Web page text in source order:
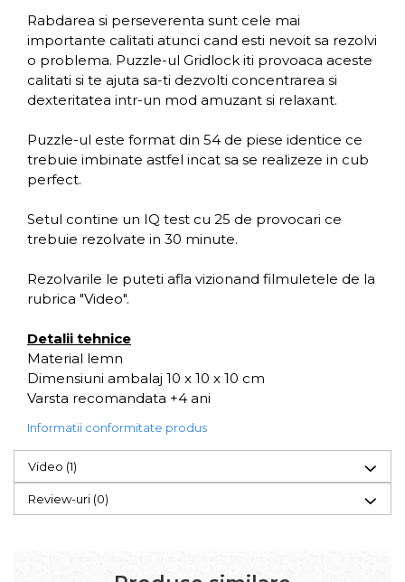
Rabdarea si perseverenta sunt cele mai
importante calitati atunci cand esti nevoit sa rezolvi
o problema. Puzzle-ul Gridlock iti provoaca aceste
calitati si te ajuta sa-ti dezvolti concentrarea si
dexteritatea intr-un mod amuzant si relaxant.
Puzzle-ul este format din 54 de piese identice ce
trebuie imbinate astfel incat sa se realizeze in cub
perfect.
Setul contine un IQ test cu 25 de provocari ce
trebuie rezolvate in 30 minute.
Rezolvarile le puteti afla vizionand filmuletele de la
rubrica "Video".
Detalii tehnice
Material lemn
Dimensiuni ambalaj 10 x 10 x 10 cm
Varsta recomandata +4 ani
Informatii conformitate produs
Video (1)
Review-uri (0)